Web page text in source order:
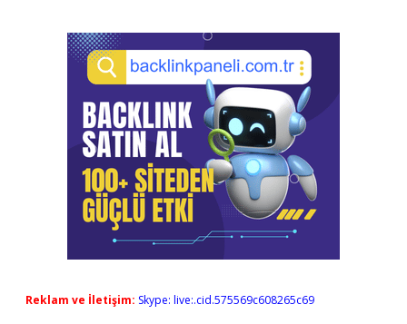
Reklam ve İletişim: Skype: live:.cid.575569c608265c69